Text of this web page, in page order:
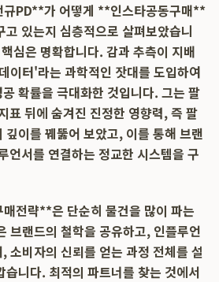
PD**가 어떻게 **인스타공동구매**
있는지 심층적으로 살펴보았습니
심은 명확합니다. 감과 추측이 지배
이터'라는 과학적인 잣대를 도입하여
확률을 극대화한 것입니다. 그는 팔
표 뒤에 숨겨진 진정한 영향력, 즉 팔
깊이를 꿰뚫어 보았고, 이를 통해 브랜
언서를 연결하는 정교한 시스템을 구
전략**은 단순히 물건을 많이 파는
브랜드의 철학을 공유하고, 인플루언
소비자의 신뢰를 얻는 과정 전체를 설
습니다. 최적의 파트너를 찾는 것에서